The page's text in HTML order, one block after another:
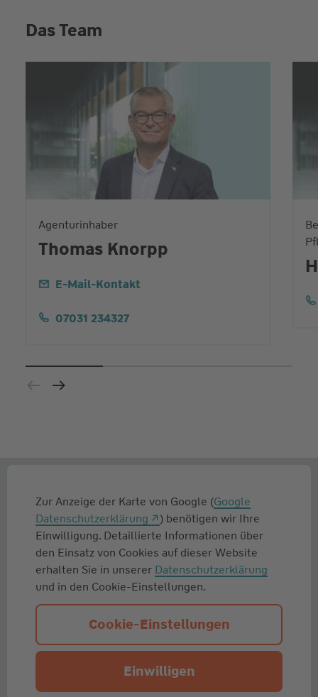
Das Team
Agenturinhaber
Thomas Knorpp
E-Mail-Kontakt
07031 234327
Zur Anzeige der Karte von Google (Google
Datenschutzerklärung
) benötigen wir Ihre
Einwilligung. Detaillierte Informationen über
den Einsatz von Cookies auf dieser Website
erhalten Sie in unserer Datenschutzerklärung
und in den Cookie-Einstellungen.
Cookie-Einstellungen
Einwilligen